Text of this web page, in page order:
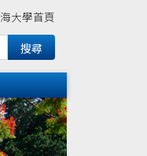
大學首頁